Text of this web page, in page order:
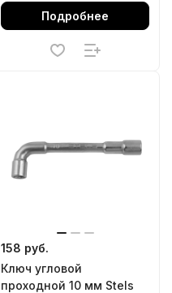
Подробнее
158 руб.
Ключ угловой
проходной 10 мм Stels